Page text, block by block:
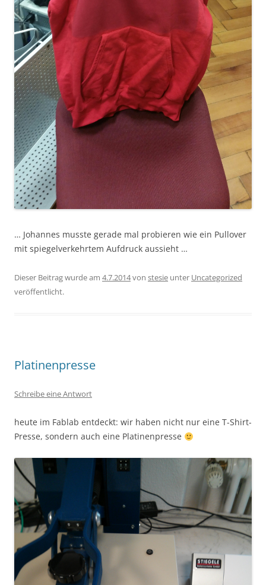
… Johannes musste gerade mal probieren wie ein Pullover
mit spiegelverkehrtem Aufdruck aussieht …
Dieser Beitrag wurde am 4.7.2014von stesie unter Uncategorized
veröffentlicht.
Platinenpresse
Schreibe eine Antwort
heute im Fablab entdeckt: wir haben nicht nur eine T-Shirt-
Presse, sondern auch eine Platinenpresse